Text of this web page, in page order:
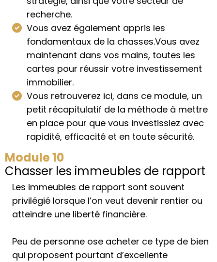
recherche.
Vous avez également appris les
fondamentaux de la chasses.Vous avez
maintenant dans vos mains, toutes les
cartes pour réussir votre investissement
immobilier.
Vous retrouverez ici, dans ce module, un
petit récapitulatif de la méthode à mettre
en place pour que vous investissiez avec
rapidité, efficacité et en toute sécurité.
Module 10
Chasser les immeubles de rapport
Les immeubles de rapport sont souvent
privilégié lorsque l’on veut devenir rentier ou
atteindre une liberté financière.
Peu de personne ose acheter ce type de bien
qui proposent pourtant d’excellente